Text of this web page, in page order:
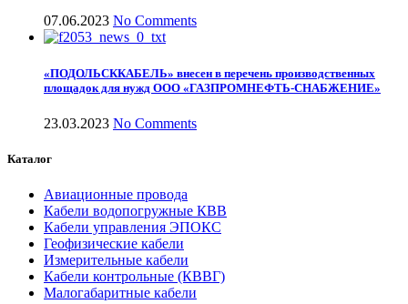
07.06.2023 No Comments
«ПОДОЛЬСККАБЕЛЬ» внесен в перечень производственных
площадок для нужд ООО «ГАЗПРОМНЕФТЬ-СНАБЖЕНИЕ»
23.03.2023 No Comments
Каталог
Авиационные провода
Кабели водопогружные КВВ
Кабели управления ЭПОКС
Геофизические кабели
Измерительные кабели
Кабели контрольные (КВВГ)
Малогабаритные кабели